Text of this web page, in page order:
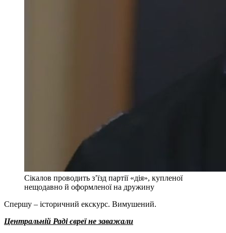
Сікалов проводить з’їзд партії «дія», купленої
нещодавно й оформленої на дружину
Спершу – історичний екскурс. Вимушений.
Центральній Раді євреї не заважали